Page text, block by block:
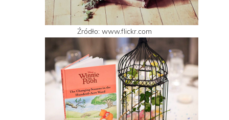
Źródło: www.flickr.com